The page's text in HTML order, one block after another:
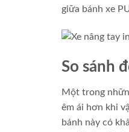
giữa bánh xe
So sánh
Một trong
êm ái hơn khi
bánh này có